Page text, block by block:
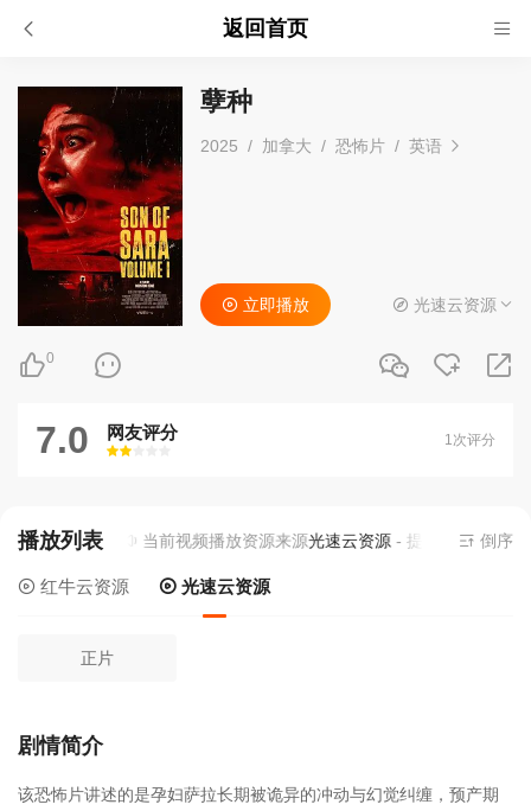
返回首页
孽种
2025 / 加拿大 / 恐怖片 / 英语
0
立即播放 光速云资源
7.0 网友评分
很差
较差还行推荐力荐
1次评分
播放列表 当前视频播放资源来源光速云资源- 提供为您免费在
倒序
红牛云资源 光速云资源
正片
剧情简介
该恐怖片讲述的是孕妇萨拉长期被诡异的冲动与幻觉纠缠，预产期